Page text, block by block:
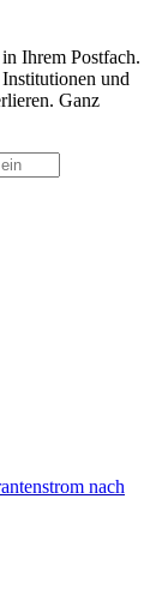
Ihrem Postfach.
und
Ganz
nach